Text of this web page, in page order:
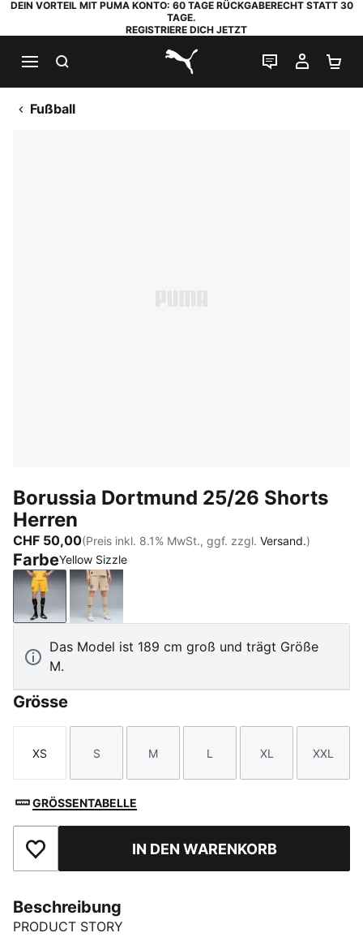
DEIN VORTEIL MIT PUMA KONTO: 60 TAGE RÜCKGABERECHT STATT 30
TAGE.
REGISTRIERE DICH JETZT
PUMA.com
LIVE-CHAT
MEIN
Fußball
Borussia Dortmund 25/26 Shorts
Herren
CHF 50,00(Preis inkl. 8.1% MwSt., ggf. zzgl. Versand.)
FarbeYellow Sizzle
Yellow SizzleAlabaster-PUMA Black
Das Model ist 189 cm groß und trägt Größe
M.
Grösse
Größe
XS
Größe
S
Größe
M
Größe
L
Größe
XL
Größe
XXL
GRÖSSENTABELLE
Zu Favoriten hinzufügenIN DEN WARENKORB
Beschreibung
PRODUCT STORY